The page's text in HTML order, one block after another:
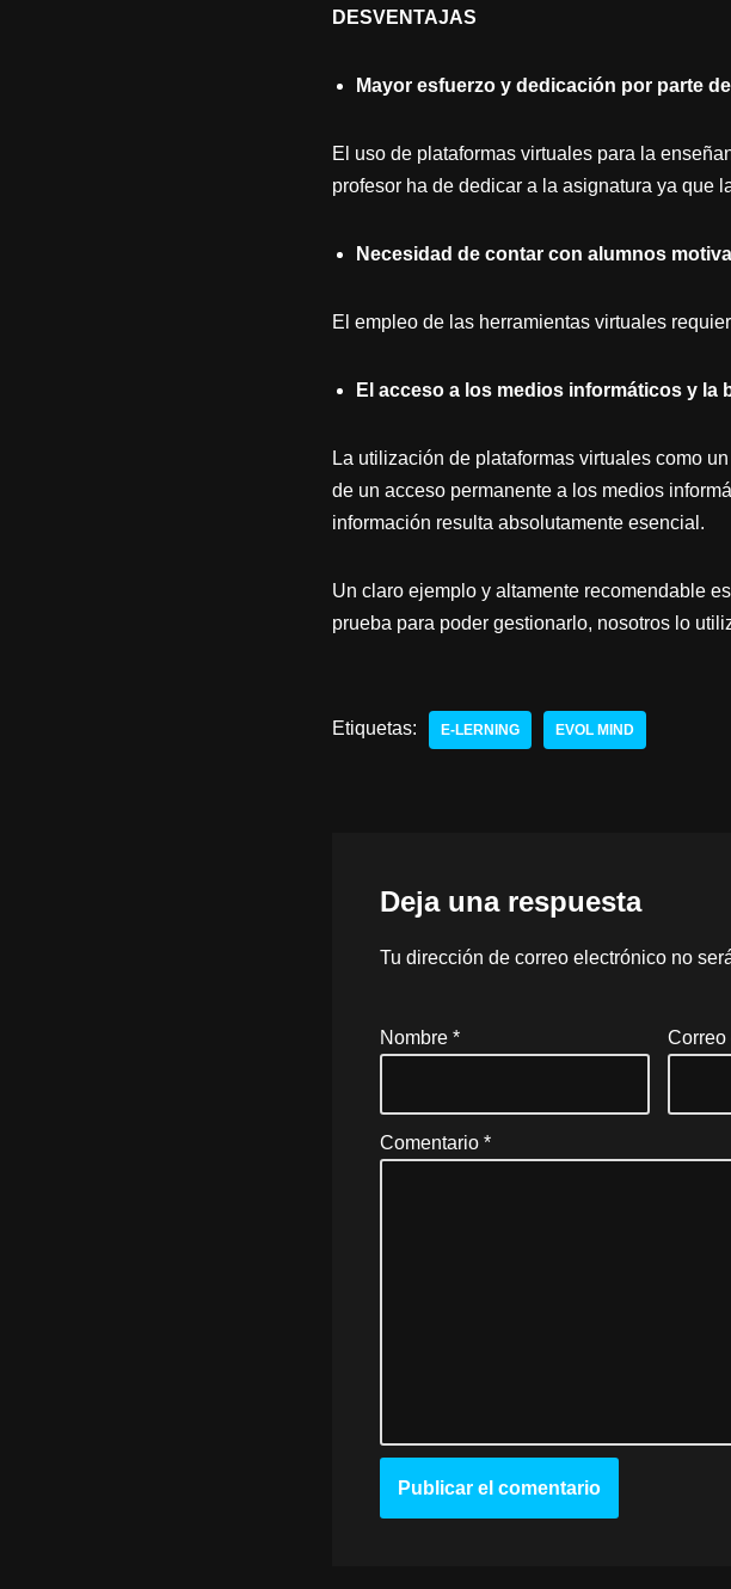
DESVENTAJAS
Mayor esfuerzo y dedicación por parte
El uso de plataformas virtuales para la
profesor ha de dedicar a la asignatura ya que
Necesidad de contar con alumnos
El empleo de las herramientas virtuales
El acceso a los medios informáticos y la
La utilización de plataformas virtuales como
de un acceso permanente a los medios
información resulta absolutamente esencial.
Un claro ejemplo y altamente recomendable
prueba para poder gestionarlo, nosotros lo
Etiquetas: E-LERNING EVOL MIND
Deja una respuesta
Tu dirección de correo electrónico no
Nombre * Correo
Comentario *